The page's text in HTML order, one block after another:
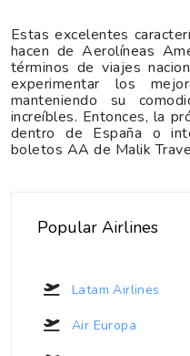
Estas excelentes
hacen de Aerolíneas
términos de viajes
experimentar los
manteniendo su
increíbles. Entonces, la
dentro de España o
boletos AA de Malik
Popular Airlines
Latam Airlines
Air Europa